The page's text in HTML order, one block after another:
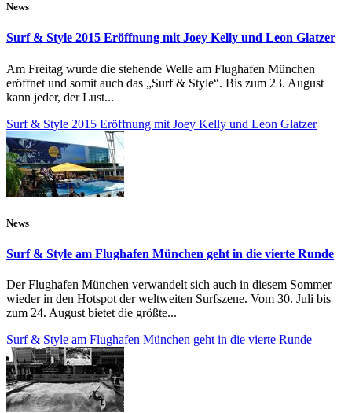
News
Surf & Style 2015 Eröffnung mit Joey Kelly und Leon Glatzer
Am Freitag wurde die stehende Welle am Flughafen München
eröffnet und somit auch das „Surf & Style“. Bis zum 23. August
kann jeder, der Lust...
Surf & Style 2015 Eröffnung mit Joey Kelly und Leon Glatzer
News
Surf & Style am Flughafen München geht in die vierte Runde
Der Flughafen München verwandelt sich auch in diesem Sommer
wieder in den Hotspot der weltweiten Surfszene. Vom 30. Juli bis
zum 24. August bietet die größte...
Surf & Style am Flughafen München geht in die vierte Runde